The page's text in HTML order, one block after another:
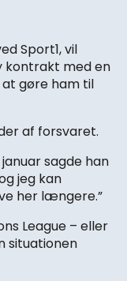
Sport1, vil
kontrakt med en
gøre ham til
af forsvaret.
sagde han
jeg kan
her længere.”
League – eller
situationen